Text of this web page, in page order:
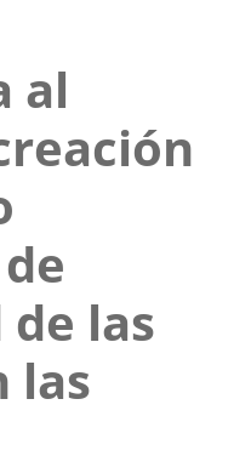
al
las
las